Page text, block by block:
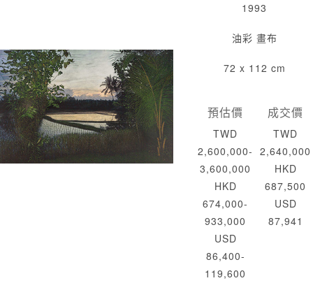
1993
油彩 畫布
72 x 112 cm
預估價
TWD
2,600,000-
3,600,000
HKD
674,000-
933,000
USD
86,400-
119,600
成交價
TWD
2,640,000
HKD
687,500
USD
87,941